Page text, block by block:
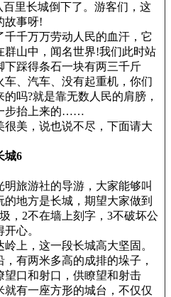
百里长城倒下了。游客们，这
故事呀!
千万万劳动人民的血汗，它
群山中，闻名世界!我们此时站
下踩得条石一块有两三千斤
车、汽车、没有起重机，你们
吗?就是靠无数人民的肩膀，
步抬上来的……
美，说也说不尽，下面请大
城6
旅游社的导游，大家能够叫
地方是长城，期望大家做到
，2不在墙上刻字，3不破坏公
心。
上，这一段长城高大坚固。
有两米多高的成排的垛子，
望口和射口，供瞭望和射击
就有一座方形的城台，不仅仅